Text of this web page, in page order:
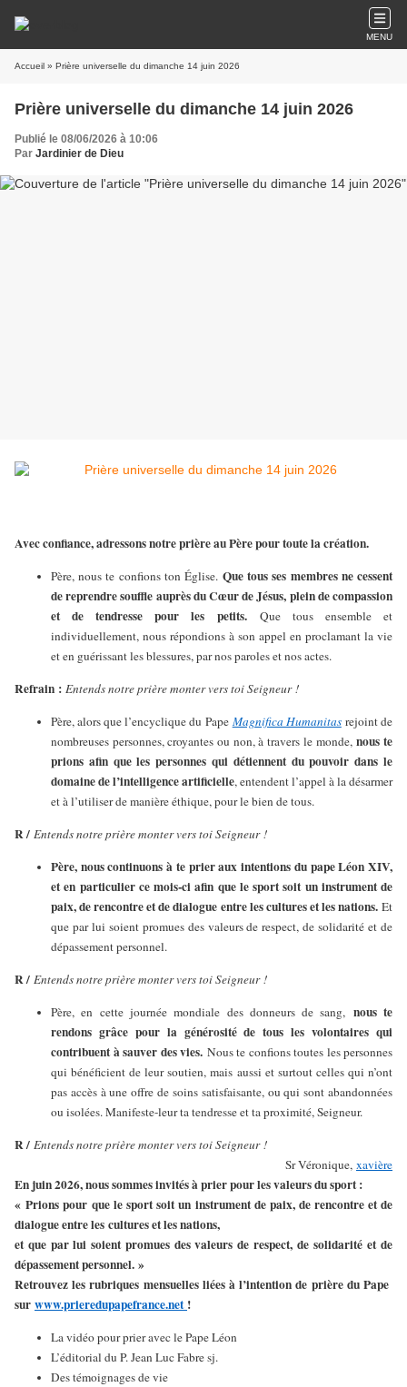
MENU
Accueil » Prière universelle du dimanche 14 juin 2026
Prière universelle du dimanche 14 juin 2026
Publié le 08/06/2026 à 10:06
Par Jardinier de Dieu
Avec confiance, adressons notre prière au Père pour toute la création.
Père, nous te confions ton Église.Que tous ses membres ne cessent
de reprendre souffle auprès du Cœur de Jésus, plein de compassion
et de tendresse pour les petits.Que tous ensemble et
individuellement, nous répondions à son appel en proclamant la vie
et en guérissant les blessures, par nos paroles et nos actes.
Refrain : Entends notre prière monter vers toi Seigneur !
Père, alors que l’encyclique du Pape Magnifica Humanitasrejoint de
nombreuses personnes, croyantes ou non, à travers le monde,nous te
prions afin que les personnes qui détiennent du pouvoir dans le
domaine de l’intelligence artificielle, entendent l’appel à la désarmer
et à l’utiliser de manière éthique, pour le bien de tous.
R / Entends notre prière monter vers toi Seigneur !
Père, nous continuons à te prier aux intentions du pape Léon XIV,
et en particulier ce mois-ci afin que le sport soit un instrument de
paix, de rencontre et de dialogue entre les cultures et les nations.Et
que par lui soient promues des valeurs de respect, de solidarité et de
dépassement personnel.
R / Entends notre prière monter vers toi Seigneur !
Père, en cette journée mondiale des donneurs de sang, nous te
rendons grâce pour la générosité de tous les volontaires qui
contribuent à sauver des vies. Nous te confions toutes les personnes
qui bénéficient de leur soutien, mais aussi et surtout celles qui n’ont
pas accès à une offre de soins satisfaisante, ou qui sont abandonnées
ou isolées. Manifeste-leur ta tendresse et ta proximité, Seigneur.
R / Entends notre prière monter vers toi Seigneur !
Sr Véronique, xavière
En juin 2026, nous sommes invités à prier pour les valeurs du sport :
« Prions pour que le sport soit un instrument de paix, de rencontre et de
dialogue entre les cultures et les nations,
et que par lui soient promues des valeurs de respect, de solidarité et de
dépassement personnel. »
Retrouvez les rubriques mensuelles liées à l’intention de prière du Pape
sur www.prieredupapefrance.net !
La vidéo pour prier avec le Pape Léon
L’éditorial du P. Jean Luc Fabre sj.
Des témoignages de vie